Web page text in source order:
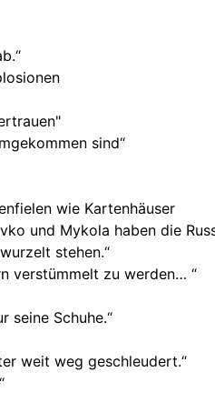
sind“
wie Kartenhäuser
und Mykola haben die
stehen.“
verstümmelt zu werden… “
seine Schuhe.“
weit weg geschleudert.“